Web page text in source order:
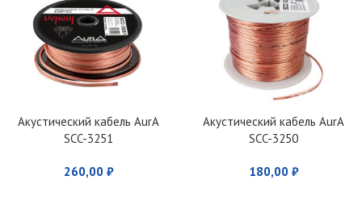
Акустический кабель AurA
SCC-3251
260,00 ₽
Акустический кабель AurA
SCC-3250
180,00 ₽